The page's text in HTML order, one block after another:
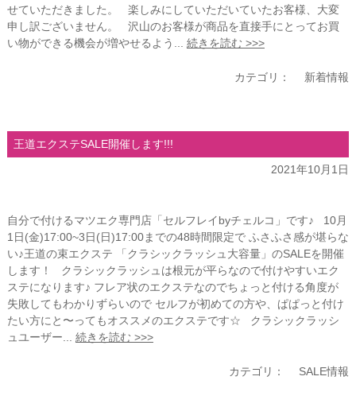
せていただきました。 楽しみにしていただいていたお客様、大変
申し訳ございません。 沢山のお客様が商品を直接手にとってお買
い物ができる機会が増やせるよう... 続きを読む >>>
カテゴリ： 新着情報
王道エクステSALE開催します!!!
2021年10月1日
自分で付けるマツエク専門店「セルフレイbyチェルコ」です♪ 10月
1日(金)17:00~3日(日)17:00までの48時間限定で ふさふさ感が堪らな
い♪王道の束エクステ 「クラシックラッシュ大容量」のSALEを開催
します！ クラシックラッシュは根元が平らなので付けやすいエク
ステになります♪ フレア状のエクステなのでちょっと付ける角度が
失敗してもわかりずらいので セルフが初めての方や、ぱぱっと付け
たい方にと〜ってもオススメのエクステです☆ クラシックラッシ
ュユーザー... 続きを読む >>>
カテゴリ： SALE情報